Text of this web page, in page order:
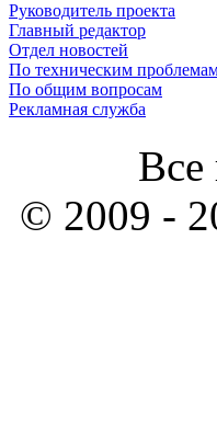
Руководитель проекта
Главный редактор
Отдел новостей
По техническим
По общим вопросам
Рекламная служба
Все
© 2009 -